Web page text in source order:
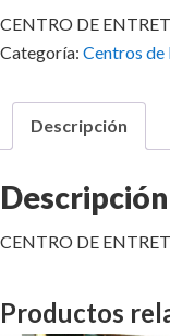
CENTRO DE
Categoría: Centros
Descripción
Descripción
CENTRO DE
Productos